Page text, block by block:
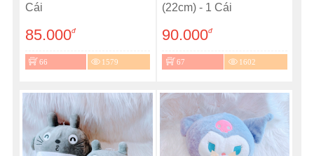
Cái
85.000đ
66 1579
(22cm) - 1 Cái
90.000đ
67 1602